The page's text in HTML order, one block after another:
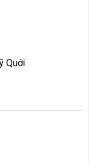
Quới